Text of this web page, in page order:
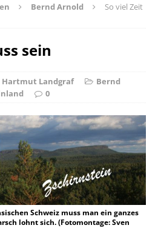
Bernd Arnold
So viel Zeit
sein
Hartmut Landgraf
Bernd
0
Schweiz muss man ein ganzes
lohnt sich. (Fotomontage: Sven